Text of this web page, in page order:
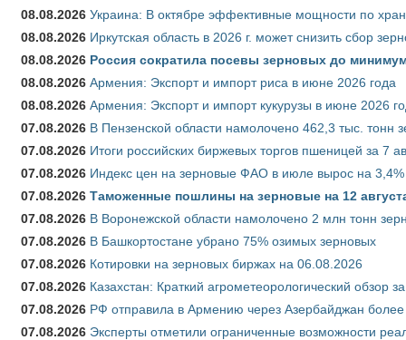
08.08.2026 Украина: В октябре эффективные мощности по
08.08.2026 Иркутская область в 2026 г. может снизить сбор
08.08.2026 Россия сократила посевы зерновых до
08.08.2026 Армения: Экспорт и импорт риса в июне 2026 года
08.08.2026 Армения: Экспорт и импорт кукурузы в июне 2026
07.08.2026 В Пензенской области намолочено 462,3 тыс. тонн
07.08.2026 Итоги российских биржевых торгов пшеницей за 7
07.08.2026 Индекс цен на зерновые ФАО в июле вырос на 3,4%
07.08.2026 Таможенные пошлины на зерновые на 12
07.08.2026 В Воронежской области намолочено 2 млн тонн
07.08.2026 В Башкортостане убрано 75% озимых зерновых
07.08.2026 Котировки на зерновых биржах на 06.08.2026
07.08.2026 Казахстан: Краткий агрометеорологический обзор
07.08.2026 РФ отправила в Армению через Азербайджан более
07.08.2026 Эксперты отметили ограниченные возможности